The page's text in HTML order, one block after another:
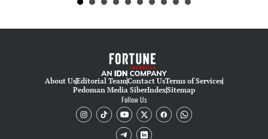
About UsEditorial TeamContact UsTerms of Services
Pedoman Media SiberIndexSitemap
Follow Us